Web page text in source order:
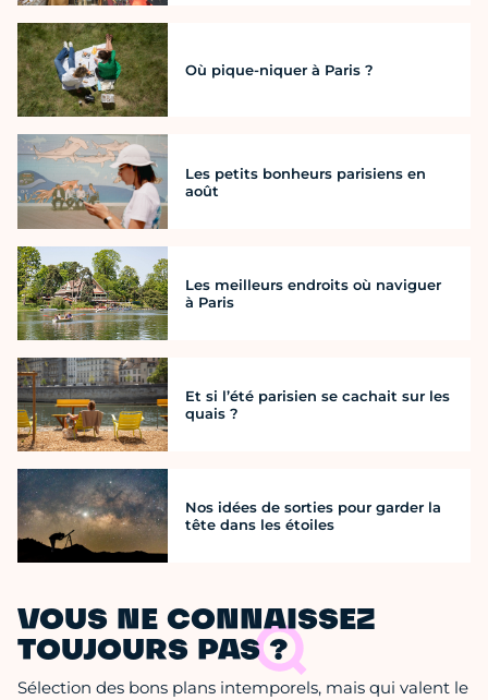
Où pique-niquer à Paris ?
Les petits bonheurs parisiens en
août
Les meilleurs endroits où naviguer
à Paris
Et si l’été parisien se cachait sur les
quais ?
Nos idées de sorties pour garder la
tête dans les étoiles
VOUS NE CONNAISSEZ
TOUJOURS PAS ?
Sélection des bons plans intemporels, mais qui valent le